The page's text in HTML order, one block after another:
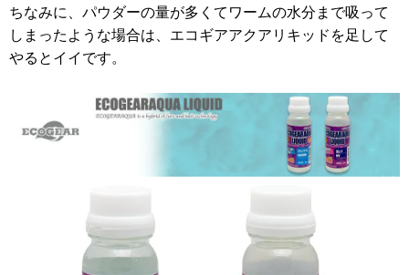
ちなみに、パウダーの量が多くてワームの水分まで吸って
しまったような場合は、エコギアアクアリキッドを足して
やるとイイです。